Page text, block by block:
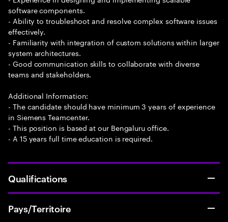
software components.
- Ability to troubleshoot and resolve complex software issues
effectively.
- Familiarity with integration of custom solutions within larger
system architectures.
- Good communication skills to collaborate with diverse
teams and stakeholders.
Additional Information:
- The candidate should have minimum 3 years of experience
in Siemens Teamcenter.
- This position is based at our Bengaluru office.
- A 15 years full time education is required.
Qualifications
Pays/Territoire